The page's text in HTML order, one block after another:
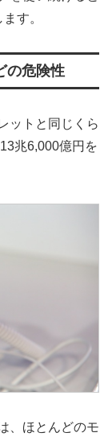
す。
の危険性
ットと同じくら
兆6,000億円を
、ほとんどのモ